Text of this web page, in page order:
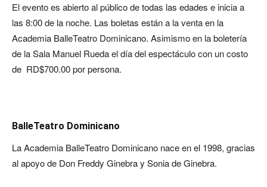
El evento es abierto al público de todas las edades e inicia a
las 8:00 de la noche. Las boletas están a la venta en la
Academia BalleTeatro Dominicano. Asimismo en la boletería
de la Sala Manuel Rueda el día del espectáculo con un costo
de RD$700.00 por persona.
BalleTeatro Dominicano
La Academia BalleTeatro Dominicano nace en el 1998, gracias
al apoyo de Don Freddy Ginebra y Sonia de Ginebra.